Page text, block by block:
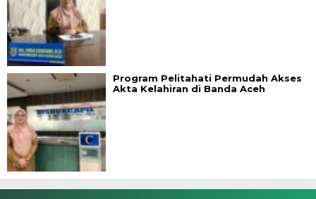
Program Pelitahati Permudah Akses
Akta Kelahiran di Banda Aceh